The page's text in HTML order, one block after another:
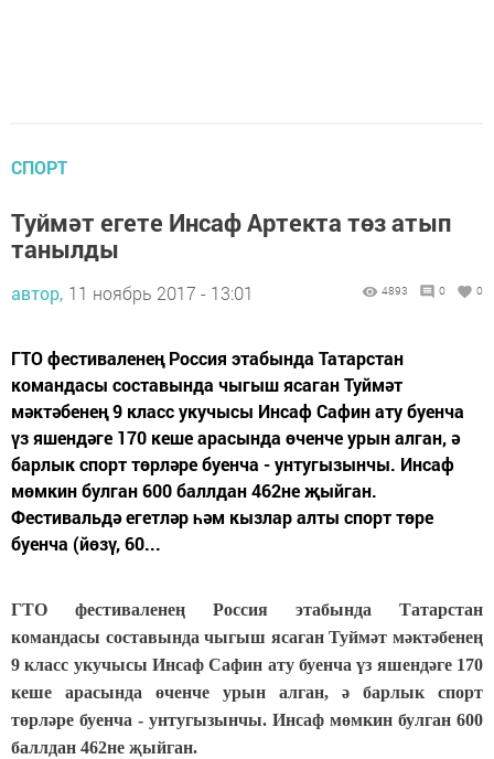
СПОРТ
Туймәт егете Инсаф Артекта төз атып
танылды
автор, 11 ноябрь 2017 - 13:01 4893 0 0
ГТО фестиваленең Россия этабында Татарстан
командасы составында чыгыш ясаган Туймәт
мәктәбенең 9 класс укучысы Инсаф Сафин ату буенча
үз яшендәге 170 кеше арасында өченче урын алган, ә
барлык спорт төрләре буенча - унтугызынчы. Инсаф
мөмкин булган 600 баллдан 462не җыйган.
Фестивальдә егетләр һәм кызлар алты спорт төре
буенча (йөзү, 60...
ГТО фестиваленең Россия этабында Татарстан
командасы составында чыгыш ясаган Туймәт мәктәбенең
9 класс укучысы Инсаф Сафин ату буенча үз яшендәге 170
кеше арасында өченче урын алган, ә барлык спорт
төрләре буенча - унтугызынчы. Инсаф мөмкин булган 600
баллдан 462не җыйган.